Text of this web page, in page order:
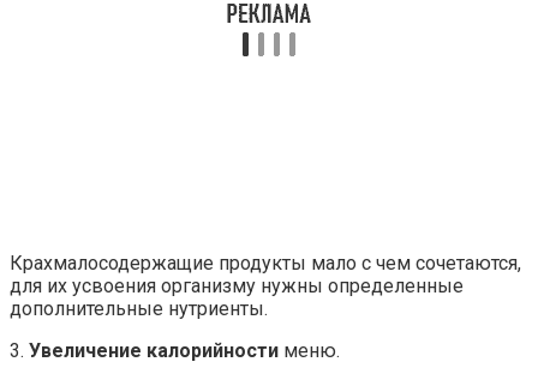
Крахмалосодержащие продукты мало с чем сочетаются,
для их усвоения организму нужны определенные
дополнительные нутриенты.
3. Увеличение калорийности меню.